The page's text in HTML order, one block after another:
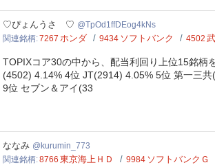
TpOd1ffDEog4kNs
♡ぴょんうさ ♡ TpOd1ffDEog4kNs
関連銘柄 7267 ホンダ 9434 ソフトバンク 4502
TOPIXコア30の中から、配当利回り上位15銘
(4502) 4.14% 4位 JT(2914) 4.05% 5位 第一三
9位 セブン＆アイ(33
kurumin_773
ななみ kurumin_773
関連銘柄 8766 東京海上ＨＤ 9984 ソフトバンクＧ